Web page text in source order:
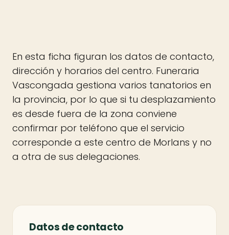
En esta ficha figuran los datos de contacto,
dirección y horarios del centro. Funeraria
Vascongada gestiona varios tanatorios en
la provincia, por lo que si tu desplazamiento
es desde fuera de la zona conviene
confirmar por teléfono que el servicio
corresponde a este centro de Morlans y no
a otra de sus delegaciones.
Datos de contacto